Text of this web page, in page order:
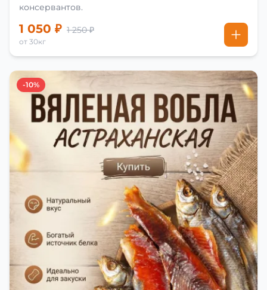
консервантов.
1 050 ₽ 1 250 ₽
от 30кг
-10%